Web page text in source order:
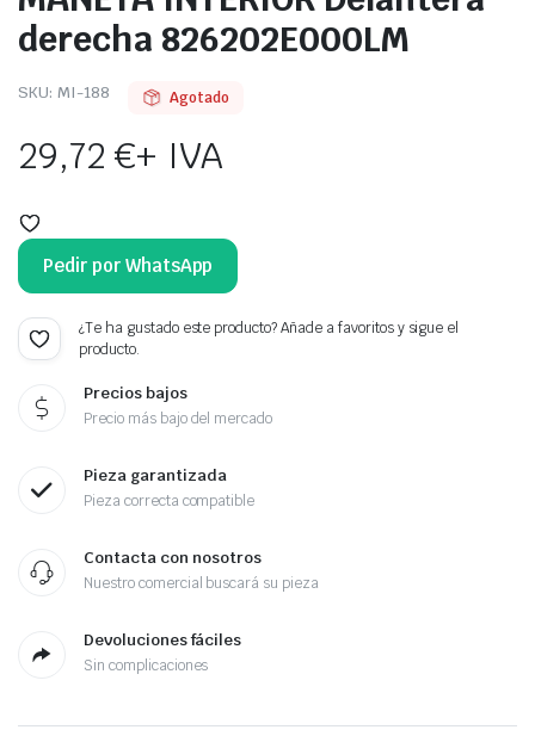
derecha 826202E000LM
SKU: MI-188 Agotado
29,72€+ IVA
Pedir por WhatsApp
¿Te ha gustado este producto? Añade a favoritos y sigue el
producto.
Precios bajos
Precio más bajo del mercado
Pieza garantizada
Pieza correcta compatible
Contacta con nosotros
Nuestro comercial buscará su pieza
Devoluciones fáciles
Sin complicaciones